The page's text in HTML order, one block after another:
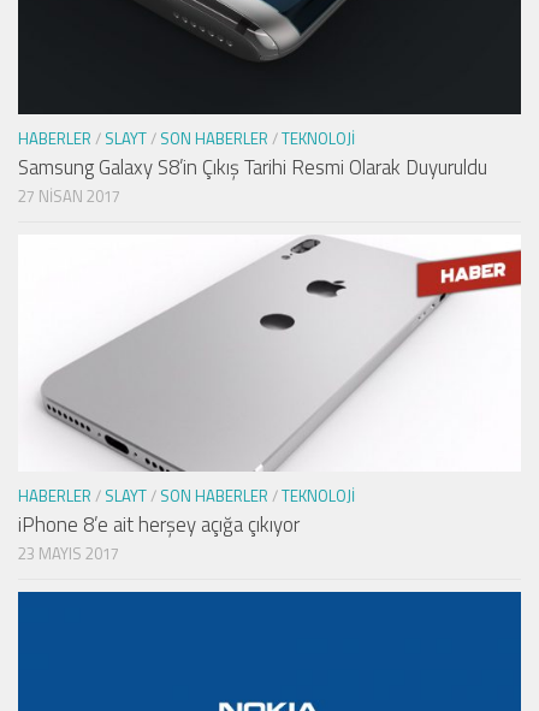
HABERLER / SLAYT/ SON HABERLER /TEKNOLOJI
Samsung Galaxy S8’in Çıkış Tarihi Resmi Olarak Duyuruldu
27 NISAN 2017
HABERLER / SLAYT/ SON HABERLER /TEKNOLOJI
iPhone 8’e ait herşey açığa çıkıyor
23 MAYIS 2017